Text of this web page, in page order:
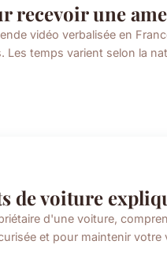
recevoir une
vidéo verbalisée en
Les temps varient selon la
de voiture
d'une voiture,
et pour maintenir